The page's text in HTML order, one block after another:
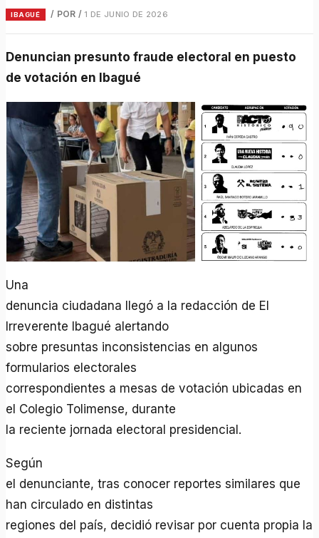
IBAGUÉ / POR / 1 DE JUNIO DE 2026
Denuncian presunto fraude electoral en puesto
de votación en Ibagué
Una
denuncia ciudadana llegó a la redacción de El
Irreverente Ibagué alertando
sobre presuntas inconsistencias en algunos
formularios electorales
correspondientes a mesas de votación ubicadas en
el Colegio Tolimense, durante
la reciente jornada electoral presidencial.
Según
el denunciante, tras conocer reportes similares que
han circulado en distintas
regiones del país, decidió revisar por cuenta propia la